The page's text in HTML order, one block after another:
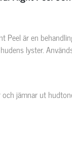
Peel är en
lyster.
jämnar ut